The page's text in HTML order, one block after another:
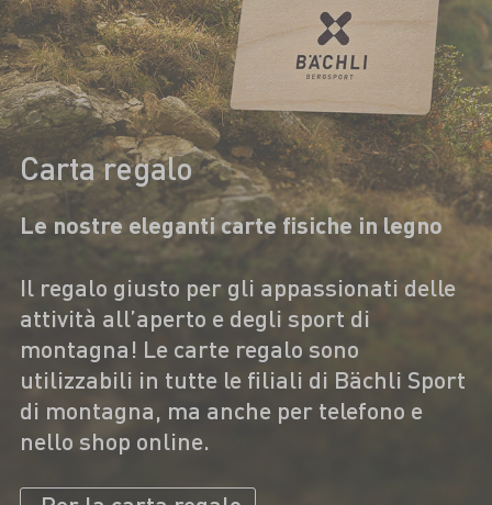
Carta regalo
Le nostre eleganti carte fisiche in legno
Il regalo giusto per gli appassionati delle
attività all’aperto e degli sport di
montagna! Le carte regalo sono
utilizzabili in tutte le filiali di Bächli Sport
di montagna, ma anche per telefono e
nello shop online.